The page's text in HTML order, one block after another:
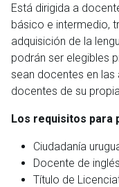
Está dirigida a
básico e intermedio,
adquisición de la
podrán ser elegibles
sean docentes en
docentes de su
Los requisitos para
Ciudadanía
Docente de
Título de